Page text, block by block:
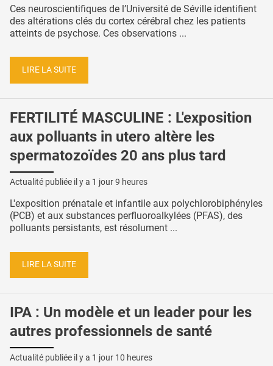
Ces neuroscientifiques de l’Université de Séville identifient
des altérations clés du cortex cérébral chez les patients
atteints de psychose. Ces observations ...
LIRE LA SUITE
FERTILITÉ MASCULINE : L'exposition
aux polluants in utero altère les
spermatozoïdes 20 ans plus tard
Actualité publiée il y a 1 jour 9 heures
L'exposition prénatale et infantile aux polychlorobiphényles
(PCB) et aux substances perfluoroalkylées (PFAS), des
polluants persistants, est résolument ...
LIRE LA SUITE
IPA : Un modèle et un leader pour les
autres professionnels de santé
Actualité publiée il y a 1 jour 10 heures